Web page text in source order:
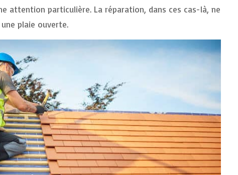
attention particulière. La réparation, dans ces cas-là, ne
plaie ouverte.